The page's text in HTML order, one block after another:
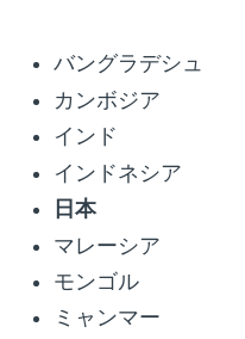
バングラデシュ
カンボジア
インド
インドネシア
日本
マレーシア
モンゴル
ミャンマー